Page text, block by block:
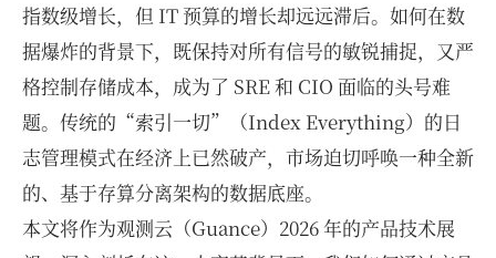
指数级增长，但 IT 预算的增长却远远滞后。如何在数
据爆炸的背景下，既保持对所有信号的敏锐捕捉，又严
格控制存储成本，成为了 SRE 和 CIO 面临的头号难
题。传统的“索引一切”（Index Everything）的日
志管理模式在经济上已然破产，市场迫切呼唤一种全新
的、基于存算分离架构的数据底座。
本文将作为观测云（Guance）2026 年的产品技术展